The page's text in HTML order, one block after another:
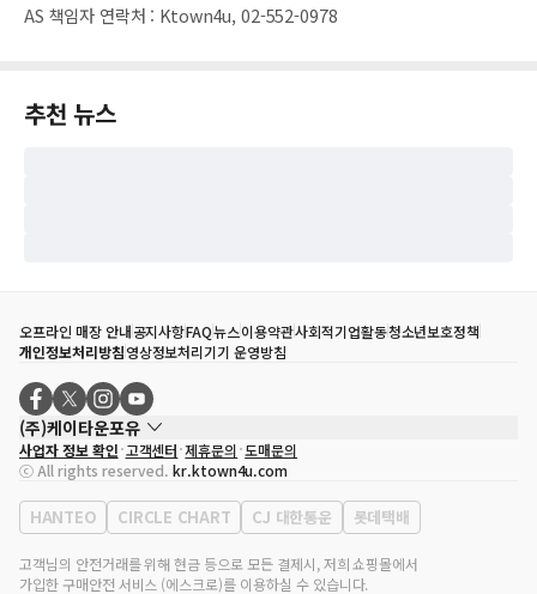
AS 책임자 연락처 : Ktown4u, 02-552-0978
추천 뉴스
오프라인 매장 안내공지사항FAQ뉴스이용약관사회적기업활동청소년보호정책
개인정보처리방침영상정보처리기기 운영방침
(주)케이타운포유
대표자
송효민
사업자등록번호
120-87-71116
통신판매업 신고번호 제2011-서울강남-02223
대표전화
02-552-9855
사업자 정보 확인 고객센터 제휴문의 도매문의
ⓒ All rights reserved. kr.ktown4u.com
HANTEO CIRCLE CHART CJ 대한통운 롯데택배
고객님의 안전거래를 위해 현금 등으로 모든 결제시, 저희 쇼핑몰에서
가입한 구매안전 서비스 (에스크로)를 이용하실 수 있습니다.